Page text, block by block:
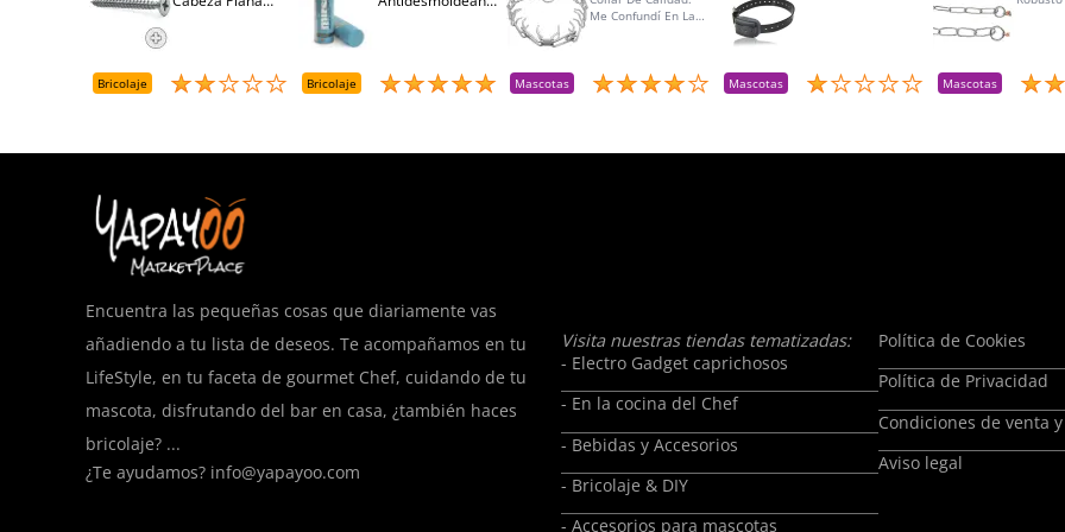
Bricolaje Bricolaje
Me Confundí En La
Devolución Y Lo
Reemplacé Por La
Mascotas Mascotas Mascotas
Encuentra las pequeñas cosas que diariamente vas
añadiendo a tu lista de deseos. Te acompañamos en tu
LifeStyle, en tu faceta de gourmet Chef, cuidando de tu
mascota, disfrutando del bar en casa, ¿también haces
bricolaje? ...
¿Te ayudamos? info@yapayoo.com
Visita nuestras tiendas tematizadas:
- Electro Gadget caprichosos
- En la cocina del Chef
- Bebidas y Accesorios
- Bricolaje & DIY
- Accesorios para mascotas
Política de Cookies
Política de Privacidad
Condiciones de venta
Aviso legal